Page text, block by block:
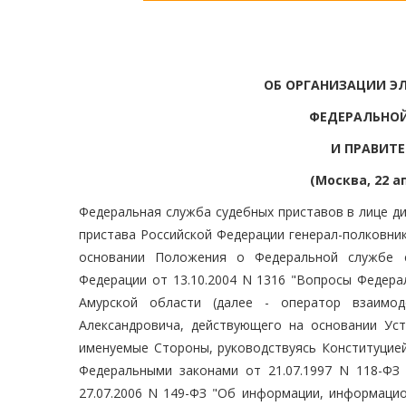
ОБ ОРГАНИЗАЦИИ
И
(Москва, 22
Федеральная служба судебных приставов в лице
пристава Российской Федерации генерал-
основании Положения о Федеральной службе
Федерации от 13.10.2004 N 1316 "Вопросы
Амурской области (далее - оператор
Александровича, действующего на основании
именуемые Стороны, руководствуясь
Федеральными законами от 21.07.1997 N 118-ФЗ
27.07.2006 N 149-ФЗ "Об информации,